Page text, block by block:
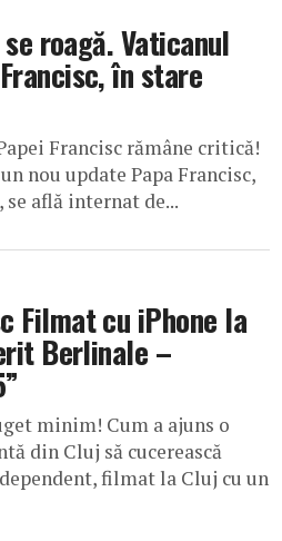
roagă. Vaticanul
în stare
Francisc rămâne critică!
nou update Papa Francisc,
se află internat de...
Filmat cu iPhone la
Berlinale –
minim! Cum a ajuns o
din Cluj să cucerească
filmat la Cluj cu un